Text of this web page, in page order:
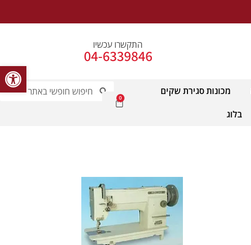
התקשרו עכשיו
04-6339846
0
מכונות סגירת שקים
בלוג
פתח